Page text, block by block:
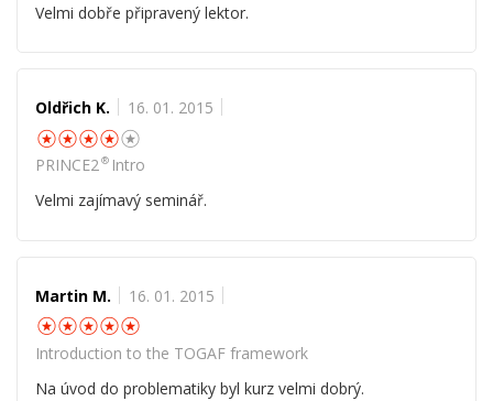
Velmi dobře připravený lektor.
Oldřich K. 16. 01. 2015
☆☆☆☆
PRINCE2®Intro
Velmi zajímavý seminář.
Martin M. 16. 01. 2015
☆☆☆☆
Introduction to the TOGAF framework
Na úvod do problematiky byl kurz velmi dobrý.